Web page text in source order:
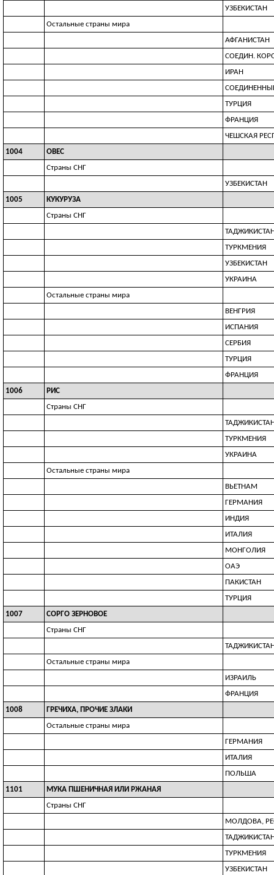
УЗБЕКИСТАН
Остальные страны мира
АФГАНИСТАН
СОЕДИН.
ИРАН
ТУРЦИЯ
ФРАНЦИЯ
ЧЕШСКАЯ
1004
ОВЕС
Страны СНГ
УЗБЕКИСТАН
1005
КУКУРУЗА
Страны СНГ
ТУРКМЕНИЯ
УЗБЕКИСТАН
УКРАИНА
Остальные страны мира
ВЕНГРИЯ
ИСПАНИЯ
СЕРБИЯ
ТУРЦИЯ
ФРАНЦИЯ
1006
РИС
Страны СНГ
ТУРКМЕНИЯ
УКРАИНА
Остальные страны мира
ВЬЕТНАМ
ГЕРМАНИЯ
ИНДИЯ
ИТАЛИЯ
МОНГОЛИЯ
ОАЭ
ПАКИСТАН
ТУРЦИЯ
1007
СОРГО ЗЕРНОВОЕ
Страны СНГ
Остальные страны мира
ИЗРАИЛЬ
ФРАНЦИЯ
1008
ГРЕЧИХА, ПРОЧИЕ ЗЛАКИ
Остальные страны мира
ГЕРМАНИЯ
ИТАЛИЯ
ПОЛЬША
1101
МУКА ПШЕНИЧНАЯ ИЛИ РЖАНАЯ
Страны СНГ
МОЛДОВА,
ТУРКМЕНИЯ
УЗБЕКИСТАН